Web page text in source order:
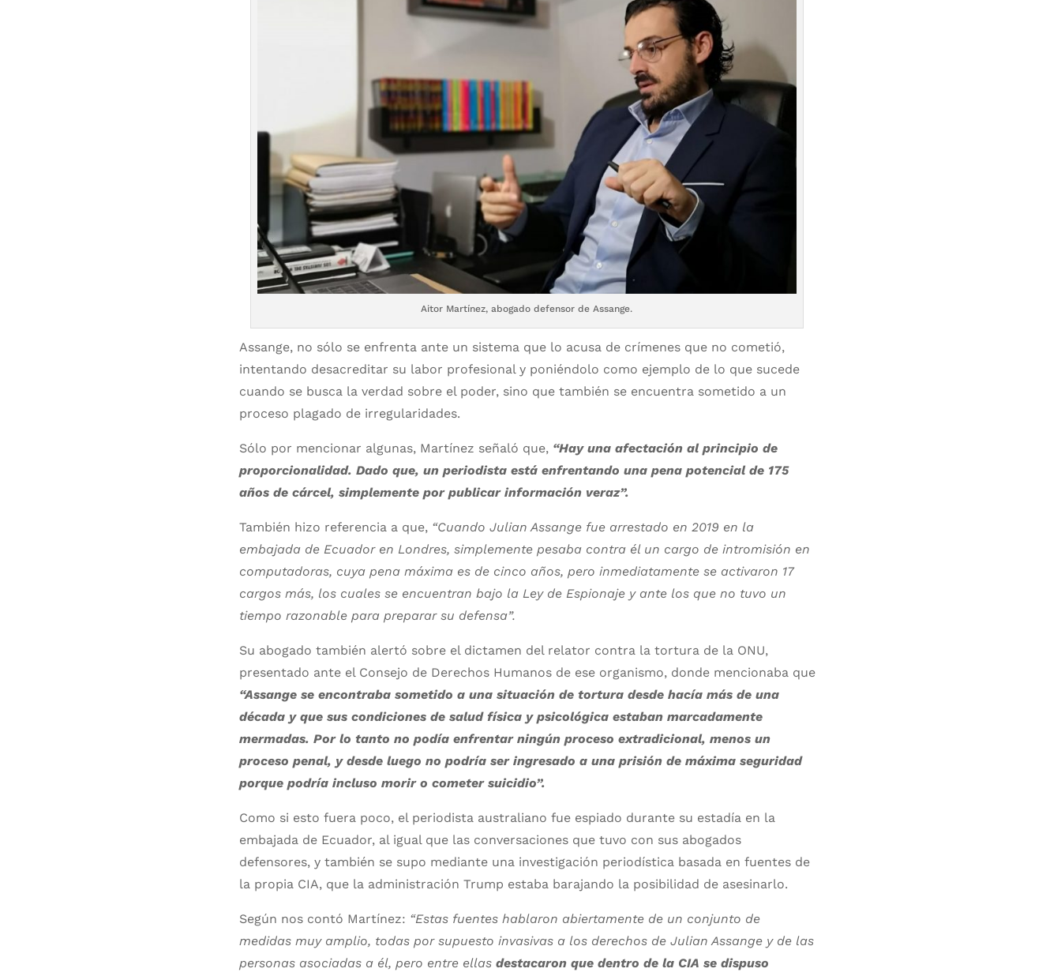
Aitor Martínez, abogado defensor de Assange.
Assange, no sólo se enfrenta ante un sistema que lo acusa de crímenes que no cometió,
intentando desacreditar su labor profesional y poniéndolo como ejemplo de lo que sucede
cuando se busca la verdad sobre el poder, sino que también se encuentra sometido a un
proceso plagado de irregularidades.
Sólo por mencionar algunas, Martínez señaló que,“Hay una afectación al principio de
proporcionalidad. Dado que, un periodista está enfrentando una pena potencial de 175
años de cárcel, simplemente por publicar información veraz”.
También hizo referencia a que, “Cuando Julian Assange fue arrestado en 2019 en la
embajada de Ecuador en Londres, simplemente pesaba contra él un cargo de intromisión en
computadoras, cuya pena máxima es de cinco años, pero inmediatamente se activaron 17
cargos más, los cuales se encuentran bajo la Ley de Espionaje y ante los que no tuvo un
tiempo razonable para preparar su defensa”.
Su abogado también alertó sobre el dictamen del relator contra la tortura de la ONU,
presentado ante el Consejo de Derechos Humanos de ese organismo, donde mencionaba que
“Assange se encontraba sometido a una situación de tortura desde hacía más de una
década y que sus condiciones de salud física y psicológica estaban marcadamente
mermadas. Por lo tanto no podía enfrentar ningún proceso extradicional, menos un
proceso penal, y desde luego no podría ser ingresado a una prisión de máxima seguridad
porque podría incluso morir o cometer suicidio”.
Como si esto fuera poco, el periodista australiano fue espiado durante su estadía en la
embajada de Ecuador, al igual que las conversaciones que tuvo con sus abogados
defensores, y también se supo mediante una investigación periodística basada en fuentes de
la propia CIA, que la administración Trump estaba barajando la posibilidad de asesinarlo.
Según nos contó Martínez: “Estas fuentes hablaron abiertamente de un conjunto de
medidas muy amplio, todas por supuesto invasivas a los derechos de Julian Assange y de las
personas asociadas a él, pero entre ellas destacaron que dentro de la CIA se dispuso